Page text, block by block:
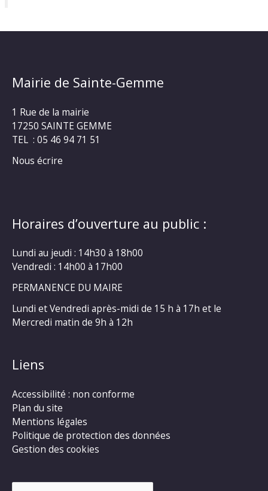
Mairie de Sainte-Gemme
1 Rue de la mairie
17250 SAINTE GEMME
TEL : 05 46 94 71 51
Nous écrire
Horaires d’ouverture au public :
Lundi au jeudi : 14h30 à 18h00
Vendredi : 14h00 à 17h00
PERMANENCE DU MAIRE
Lundi et Vendredi après-midi de 15 h à 17h et le
Mercredi matin de 9h à 12h
Liens
Accessibilité : non conforme
Plan du site
Mentions légales
Politique de protection des données
Gestion des cookies